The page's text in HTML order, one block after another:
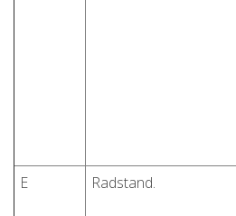
E Radstand.